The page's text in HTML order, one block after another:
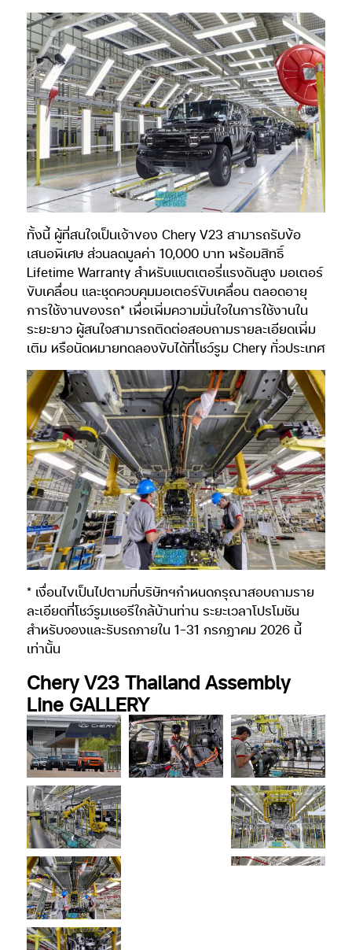
ทั้งนี้ ผู้ที่สนใจเป็นเจ้าของ Chery V23 สามารถรับข้อ
เสนอพิเศษ ส่วนลดมูลค่า 10,000 บาท พร้อมสิทธิ์
Lifetime Warranty สำหรับแบตเตอรี่แรงดันสูง มอเตอร์
ขับเคลื่อน และชุดควบคุมมอเตอร์ขับเคลื่อน ตลอดอายุ
การใช้งานของรถ* เพื่อเพิ่มความมั่นใจในการใช้งานใน
ระยะยาว ผู้สนใจสามารถติดต่อสอบถามรายละเอียดเพิ่ม
เติม หรือนัดหมายทดลองขับได้ที่โชว์รูม Chery ทั่วประเทศ
* เงื่อนไขเป็นไปตามที่บริษัทฯกำหนดกรุณาสอบถามราย
ละเอียดที่โชว์รูมเชอรีใกล้บ้านท่าน ระยะเวลาโปรโมชัน
สำหรับจองและรับรถภายใน 1-31 กรกฏาคม 2026 นี้
เท่านั้น
Chery V23 Thailand Assembly
Line GALLERY